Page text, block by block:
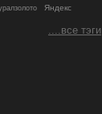
Яндекс
....все тэги